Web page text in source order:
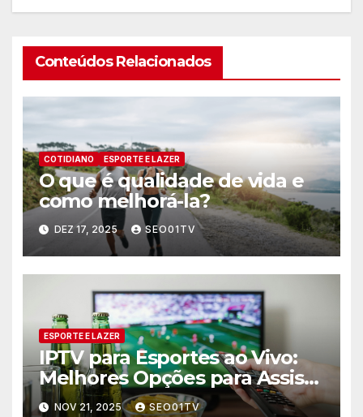
Conteúdos Relacionados
COTIDIANO ESPORTE E LAZER
O que é qualidade de vida e
como melhorá-la?
DEZ 17, 2025 SEO01TV
ESPORTE E LAZER
IPTV para Esportes ao Vivo:
Melhores Opções para Assistir
Jogos
NOV 21, 2025 SEO01TV